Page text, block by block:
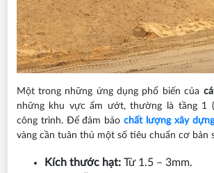
Một trong những ứng dụng phổ biến của
những khu vực ẩm ướt, thường là tầng 1
công trình. Để đảm bảochất lượng xây dựng
vàng cần tuân thủ một số tiêu chuẩn cơ bản
Kích thước hạt:Từ 1.5 – 3mm.